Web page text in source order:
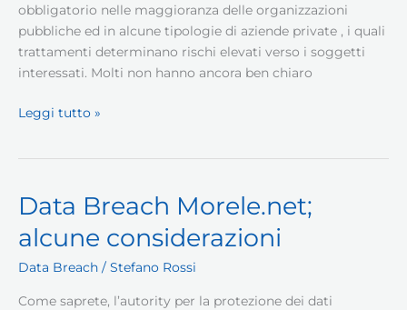
obbligatorio nelle maggioranza delle organizzazioni
pubbliche ed in alcune tipologie di aziende private , i quali
trattamenti determinano rischi elevati verso i soggetti
interessati. Molti non hanno ancora ben chiaro
La
DPO
nel
GDPR
Leggi tutto »
Data Breach Morele.net;
alcune considerazioni
Data Breach / Stefano Rossi
Come saprete, l’autority per la protezione dei dati